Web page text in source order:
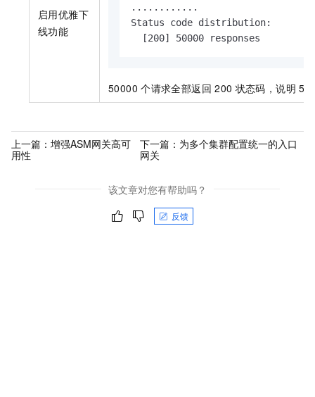
启用优雅下
线功能
............
Status code distribution:
  [200] 50000 responses
50000 个请求全部返回 200 状态码，说明
上一篇： 增强ASM网关高可
用性
下一篇： 为多个集群配置统一的入口
网关
该文章对您有帮助吗？
反馈